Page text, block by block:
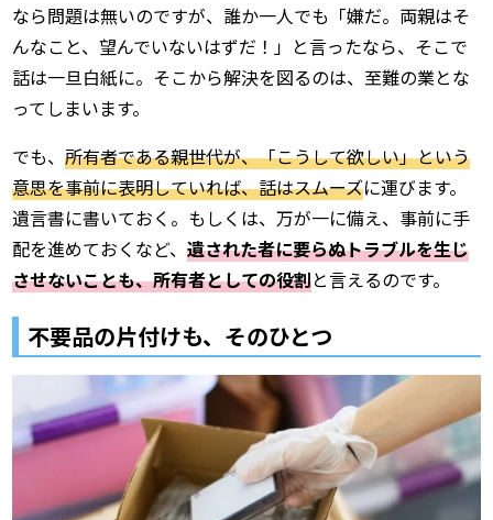
なら問題は無いのですが、誰か一人でも「嫌だ。両親はそ
んなこと、望んでいないはずだ！」と言ったなら、そこで
話は一旦白紙に。そこから解決を図るのは、至難の業とな
ってしまいます。
でも、所有者である親世代が、「こうして欲しい」という
意思を事前に表明していれば、話はスムーズに運びます。
遺言書に書いておく。もしくは、万が一に備え、事前に手
配を進めておくなど、遺された者に要らぬトラブルを生じ
させないことも、所有者としての役割と言えるのです。
不要品の片付けも、そのひとつ